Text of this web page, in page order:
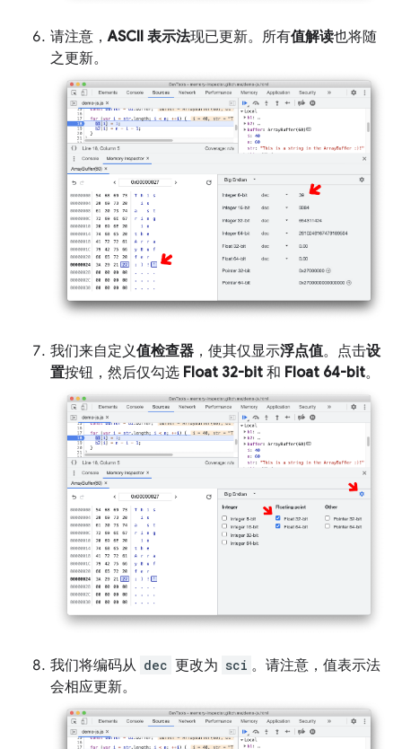
请注意，ASCII 表示法现已更新。所有值解读也将随
之更新。
我们来自定义值检查器 ，使其仅显示浮点值。点击设
置按钮，然后仅勾选 Float 32-bit 和 Float 64-bit。
我们将编码从 dec 更改为 sci 。请注意，值表示法
会相应更新。